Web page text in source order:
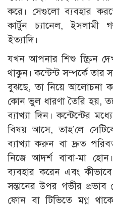
করে। সেগুলো ব্যবহার
কার্টুন চ্যানেল, ইসলামী
ইত্যাদি।
যখন আপনার শিশু স্ক্রিন
থাকুন। কন্টেন্ট সম্পর্কে তার
বুঝছে, তা নিয়ে আলোচনা
কোন ভুল ধারণা তৈরি হয়,
ব্যাখ্যা দিন। কন্টেন্টের
বিষয় আসে, তাহ’লে
ব্যাখ্যা করুন বা দ্রুত
নিজে আদর্শ বাবা-মা
ব্যবহার করেন এবং
সন্তানের উপর গভীর
ফোন বা টিভিতে মগ্ন